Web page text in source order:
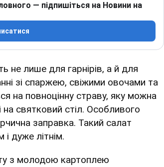
— підпишіться на Новини на
не лише для гарнірів, а й для
зі спаржею, свіжими овочами та
на повноцінну страву, яку можна
святковий стіл. Особливого
заправка. Такий салат
дуже літнім.
з молодою картоплею